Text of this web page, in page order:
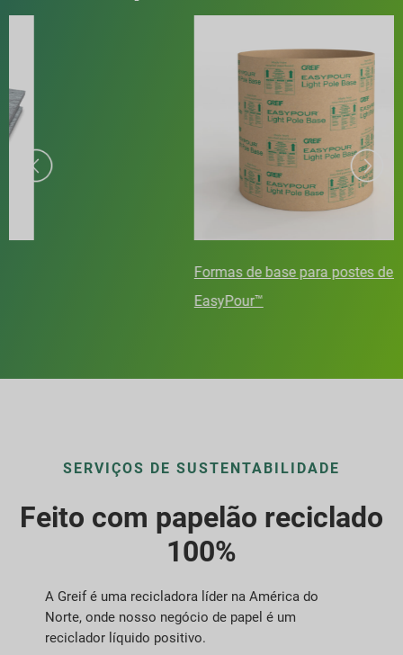
Formas de base para postes de luz
SERVIÇOS DE SUSTENTABILIDADE
Feito com papelão reciclado
100%
A Greif é uma recicladora líder na América do
Norte, onde nosso negócio de papel é um
reciclador líquido positivo.